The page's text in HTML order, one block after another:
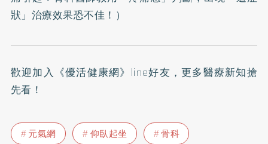
狀」治療效果恐不佳！ ）
歡迎加入 《優活健康網》line好友 ，更多醫療新知搶
先看！
元氣網 仰臥起坐
骨科